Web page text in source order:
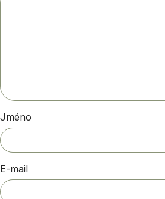
Jméno
E-mail